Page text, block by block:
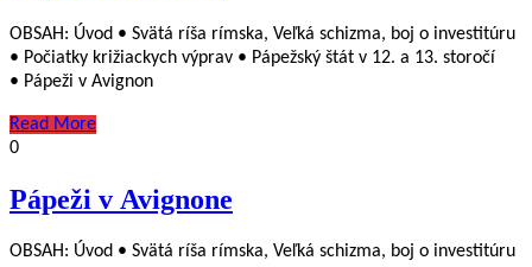
OBSAH: Úvod • Svätá ríša rímska, Veľká schizma, boj o investitúru
• Počiatky križiackych výprav • Pápežský štát v 12. a 13. storočí
• Pápeži v Avignon
Read More
0
Pápeži v Avignone
OBSAH: Úvod • Svätá ríša rímska, Veľká schizma, boj o investitúru